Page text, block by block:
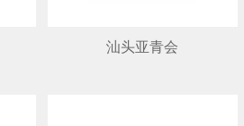
汕头亚青会